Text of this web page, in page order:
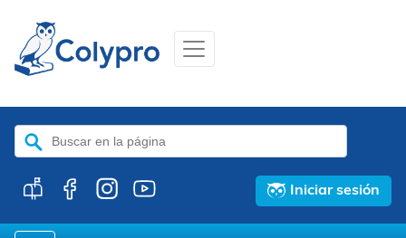
Buscar:
Iniciar sesión